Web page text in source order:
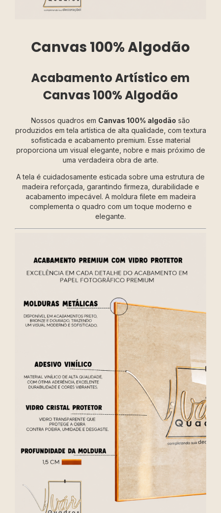
Canvas 100% Algodão
Acabamento Artístico em
Canvas 100% Algodão
Nossos quadros em Canvas 100% algodão são
produzidos em tela artística de alta qualidade, com textura
sofisticada e acabamento premium. Esse material
proporciona um visual elegante, nobre e mais próximo de
uma verdadeira obra de arte.
A tela é cuidadosamente esticada sobre uma estrutura de
madeira reforçada, garantindo firmeza, durabilidade e
acabamento impecável. A moldura filete em madeira
complementa o quadro com um toque moderno e
elegante.